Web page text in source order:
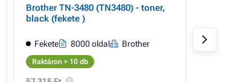
Brother TN-3480 (TN3480) - toner,
black (fekete )
Fekete 8000 oldal Brother
Raktáron > 10 db